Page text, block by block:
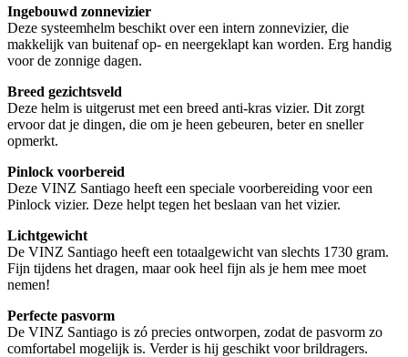
Ingebouwd zonnevizier
Deze systeemhelm beschikt over een intern zonnevizier, die
makkelijk van buitenaf op- en neergeklapt kan worden. Erg handig
voor de zonnige dagen.
Breed gezichtsveld
Deze helm is uitgerust met een breed anti-kras vizier. Dit zorgt
ervoor dat je dingen, die om je heen gebeuren, beter en sneller
opmerkt.
Pinlock voorbereid
Deze VINZ Santiago heeft een speciale voorbereiding voor een
Pinlock vizier. Deze helpt tegen het beslaan van het vizier.
Lichtgewicht
De VINZ Santiago heeft een totaalgewicht van slechts 1730 gram.
Fijn tijdens het dragen, maar ook heel fijn als je hem mee moet
nemen!
Perfecte pasvorm
De VINZ Santiago is zó precies ontworpen, zodat de pasvorm zo
comfortabel mogelijk is. Verder is hij geschikt voor brildragers.